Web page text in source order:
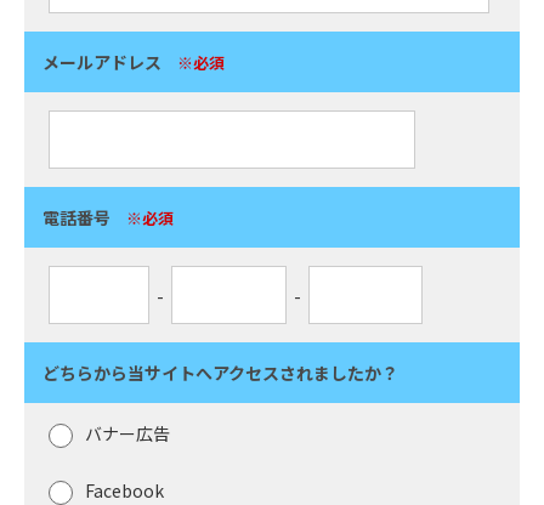
メールアドレス ※必須
電話番号 ※必須
- -
どちらから当サイトへアクセスされましたか？
バナー広告
Facebook